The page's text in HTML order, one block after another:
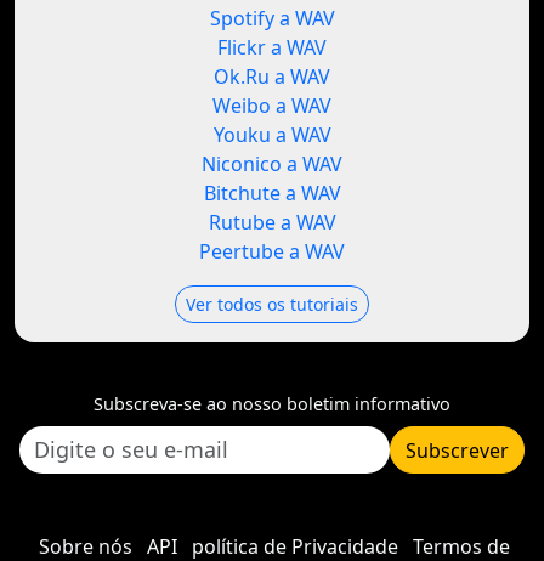
Spotify a WAV
Flickr a WAV
Ok.Ru a WAV
Weibo a WAV
Youku a WAV
Niconico a WAV
Bitchute a WAV
Rutube a WAV
Peertube a WAV
Ver todos os tutoriais
Subscreva-se ao nosso boletim informativo
Subscrever
Sobre nós API política de Privacidade Termos de